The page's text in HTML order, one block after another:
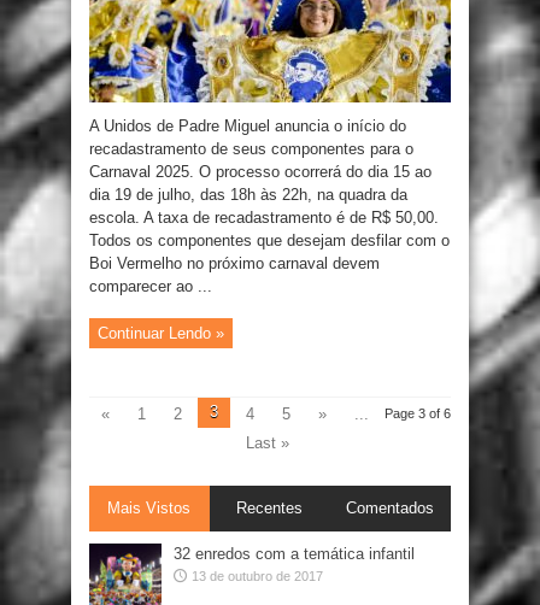
A Unidos de Padre Miguel anuncia o início do
recadastramento de seus componentes para o
Carnaval 2025. O processo ocorrerá do dia 15 ao
dia 19 de julho, das 18h às 22h, na quadra da
escola. A taxa de recadastramento é de R$ 50,00.
Todos os componentes que desejam desfilar com o
Boi Vermelho no próximo carnaval devem
comparecer ao ...
Continuar Lendo »
Page 3 of 6
« 1 2 3 4 5 »
...
Last »
Mais Vistos Recentes Comentados
32 enredos com a temática infantil
13 de outubro de 2017